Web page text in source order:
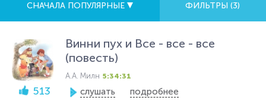
СНАЧАЛА ПОПУЛЯРНЫЕ ФИЛЬТРЫ (3)
513
Винни пух и Все - все - все
(повесть)
А.А. Милн 5:34:31
слушать подробнее